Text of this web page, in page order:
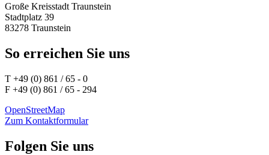
Große Kreisstadt Traunstein
Stadtplatz 39
83278 Traunstein
So erreichen Sie uns
T +49 (0) 861 / 65 - 0
F +49 (0) 861 / 65 - 294
OpenStreetMap
Zum Kontaktformular
Folgen Sie uns